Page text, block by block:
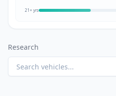
21+ yrs
Research